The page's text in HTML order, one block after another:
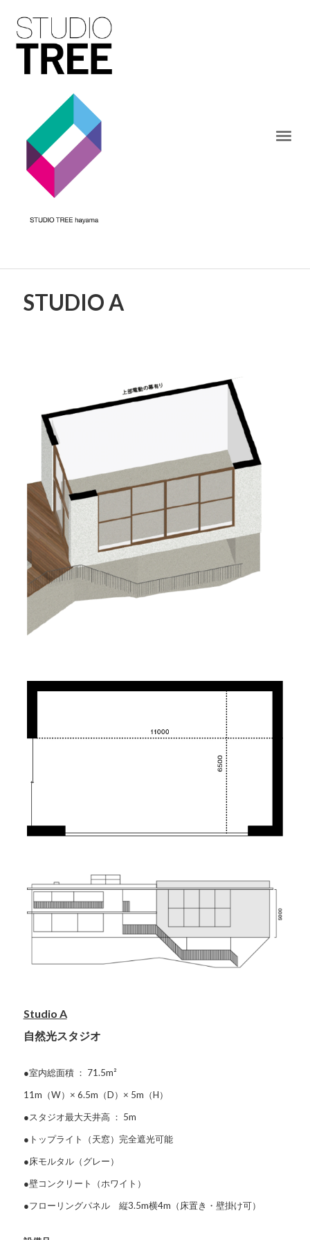
STUDIO A
Studio A
自然光スタジオ
●室内総面積 ： 71.5m²
11m（W）× 6.5m（D）× 5m（H）
●スタジオ最大天井高 ： 5m
●トップライト（天窓）完全遮光可能
●床モルタル（グレー）
●壁コンクリート（ホワイト）
●フローリングパネル 縦3.5m横4m（床置き・壁掛け可）